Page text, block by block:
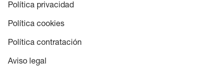
Política privacidad
Política cookies
Política contratación
Aviso legal